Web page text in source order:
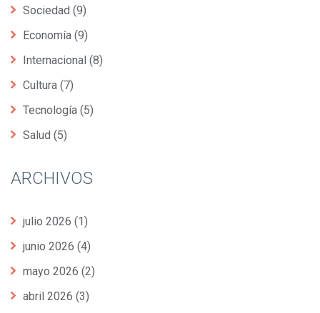
Sociedad (9)
Economía (9)
Internacional (8)
Cultura (7)
Tecnología (5)
Salud (5)
ARCHIVOS
julio 2026 (1)
junio 2026 (4)
mayo 2026 (2)
abril 2026 (3)